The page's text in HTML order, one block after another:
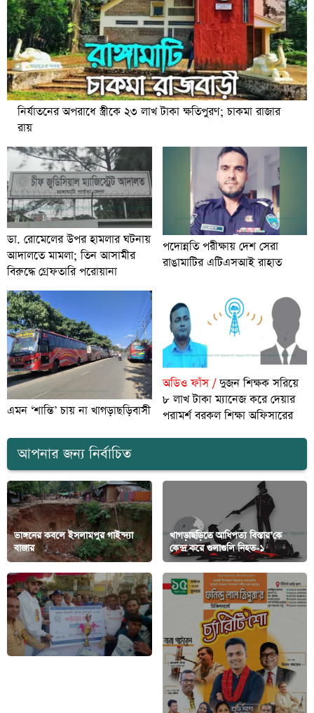
নির্যাতনের অপরাধে স্ত্রীকে ২৩ লাখ টাকা ক্ষতিপুরণ; চাকমা রাজার
রায়
ডা. রোমেলের উপর হামলার ঘটনায়
আদালতে মামলা; তিন আসামীর
বিরুদ্ধে গ্রেফতারি পরোয়ানা
পদোন্নতি পরীক্ষায় দেশ সেরা
রাঙামাটির এটিএসআই রাহাত
এমন ‘শান্তি’ চায় না খাগড়াছড়িবাসী
অডিও ফাঁস /দুজন শিক্ষক সরিয়ে
৮ লাখ টাকা ম্যানেজ করে দেয়ার
পরামর্শ বরকল শিক্ষা অফিসারের
আপনার জন্য নির্বাচিত
ভাঙ্গনের কবলে ইসলামপুর গাইন্দ্যা
বাজার
খাগড়াছড়িতে আধিপত্য বিস্তার’কে
কেন্দ্র করে গুলাগুলি নিহত-১